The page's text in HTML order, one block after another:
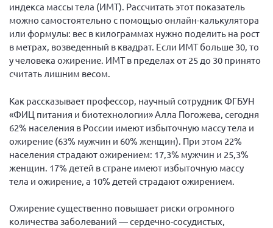
Конференция ОООИБРС 2025
Экспертный совет ОООИБРС 2025
Конференция ОООИБРС 2024
Конференция ОООИБРС 2023
Конференция ОООИБРС 2021
Конференция ВСЭ 2021
Конференция ОООИБРС 2020
Документы съездов
Первый съезд
Третий съезд
индекса массы тела (ИМТ). Рассчитать этот показатель
можно самостоятельно с помощью онлайн-калькулятора
или формулы: вес в килограммах нужно поделить на рост
в метрах, возведенный в квадрат. Если ИМТ больше 30, то
у человека ожирение. ИМТ в пределах от 25 до 30 принято
считать лишним весом.
Как рассказывает профессор, научный сотрудник ФГБУН
«ФИЦ питания и биотехнологии» Алла Погожева, сегодня
62% населения в России имеют избыточную массу тела и
ожирение (63% мужчин и 60% женщин). При этом 22%
населения страдают ожирением: 17,3% мужчин и 25,3%
женщин. 17% детей в стране имеют избыточную массу
тела и ожирение, а 10% детей страдают ожирением.
Ожирение существенно повышает риски огромного
количества заболеваний — сердечно-сосудистых,